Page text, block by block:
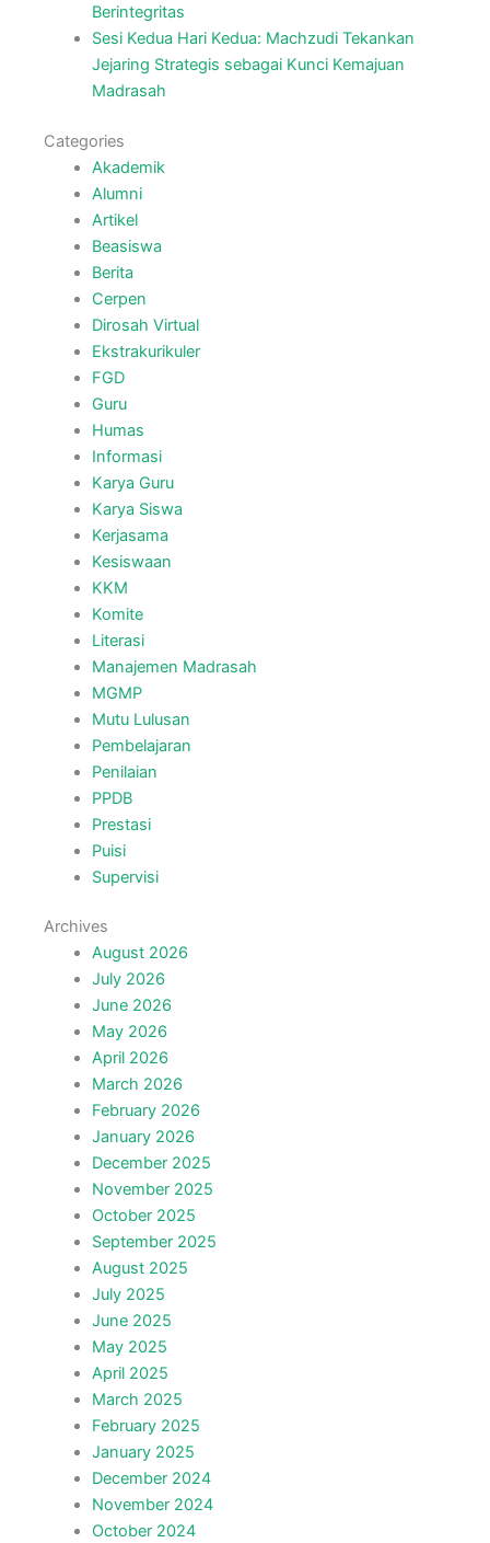
Berintegritas
Sesi Kedua Hari Kedua: Machzudi Tekankan
Jejaring Strategis sebagai Kunci Kemajuan
Madrasah
Categories
Akademik
Alumni
Artikel
Beasiswa
Berita
Cerpen
Dirosah Virtual
Ekstrakurikuler
FGD
Guru
Humas
Informasi
Karya Guru
Karya Siswa
Kerjasama
Kesiswaan
KKM
Komite
Literasi
Manajemen Madrasah
MGMP
Mutu Lulusan
Pembelajaran
Penilaian
PPDB
Prestasi
Puisi
Supervisi
Archives
August 2026
July 2026
June 2026
May 2026
April 2026
March 2026
February 2026
January 2026
December 2025
November 2025
October 2025
September 2025
August 2025
July 2025
June 2025
May 2025
April 2025
March 2025
February 2025
January 2025
December 2024
November 2024
October 2024